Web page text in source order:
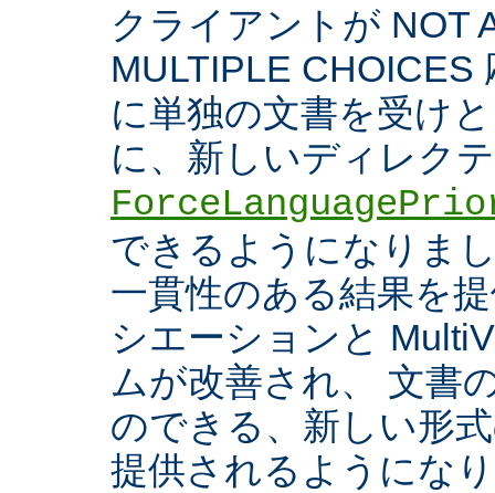
クライアントが NOT
MULTIPLE CHOICES
に単独の文書を受け
に、新しいディレク
できるようになりま
一貫性のある結果を
シエーションと
ムが改善され、 文書
のできる、新しい形
提供されるようにな